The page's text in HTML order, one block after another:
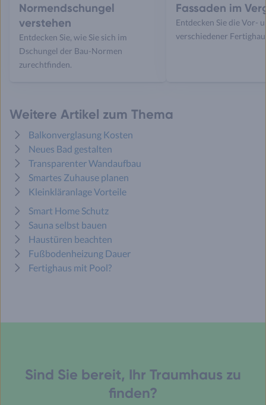
Normendschungel
verstehen
Entdecken Sie, wie Sie sich im
Dschungel der Bau-Normen
zurechtfinden.
Fassaden im
Entdecken Sie die Vor-
verschiedener
Weitere Artikel zum Thema
Balkonverglasung Kosten
Neues Bad gestalten
Transparenter Wandaufbau
Smartes Zuhause planen
Kleinkläranlage Vorteile
Smart Home Schutz
Sauna selbst bauen
Haustüren beachten
Fußbodenheizung Dauer
Fertighaus mit Pool?
Sind Sie bereit, Ihr Traumhaus zu
finden?